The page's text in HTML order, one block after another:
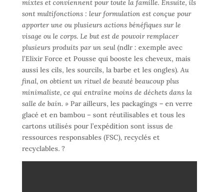
mixtes et conviennent pour toute la famille. Ensuite, ils
sont multifonctions : leur formulation est conçue pour
apporter une ou plusieurs actions bénéfiques sur le
visage ou le corps. Le but est de pouvoir remplacer
plusieurs produits par un seul (ndlr : exemple avec
l’Elixir Force et Pousse qui booste les cheveux, mais
aussi les cils, les sourcils, la barbe et les ongles). Au
final, on obtient un rituel de beauté beaucoup plus
minimaliste, ce qui entraîne moins de déchets dans la
salle de bain. » Par ailleurs, les packagings – en verre
glacé et en bambou – sont réutilisables et tous les
cartons utilisés pour l’expédition sont issus de
ressources responsables (FSC), recyclés et
recyclables. ?